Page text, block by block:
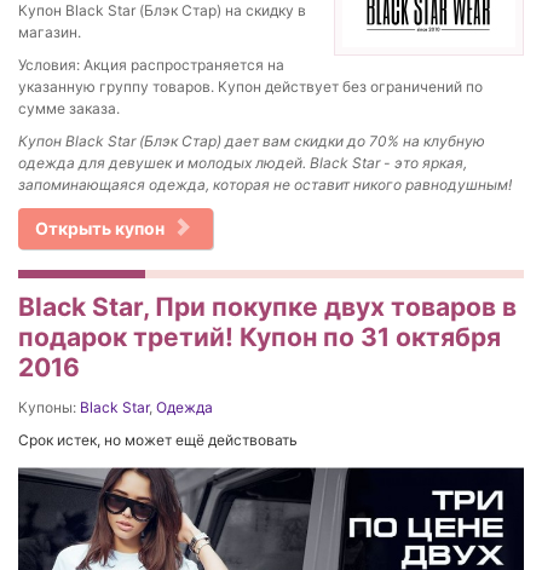
Купон Black Star (Блэк Стар) на скидку в
магазин.
Условия: Акция распространяется на
указанную группу товаров. Купон действует без ограничений по
сумме заказа.
Купон Black Star (Блэк Стар) дает вам скидки до 70% на клубную
одежда для девушек и молодых людей. Black Star - это яркая,
запоминающаяся одежда, которая не оставит никого равнодушным!
Открыть купон
Black Star, При покупке двух товаров в
подарок третий! Купон по 31 октября
2016
Купоны: Black Star, Одежда
Срок истек, но может ещё действовать